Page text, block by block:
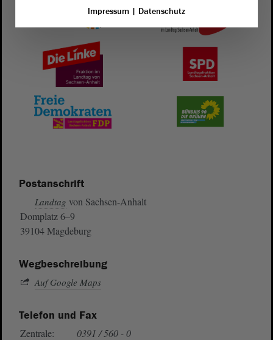
Postanschrift
Landtag von Sachsen-Anhalt
Domplatz 6–9
39104 Magdeburg
Wegbeschreibung
Auf Google Maps
Telefon und Fax
Zentrale:
0391 / 560 - 0
Impressum| Datenschutz